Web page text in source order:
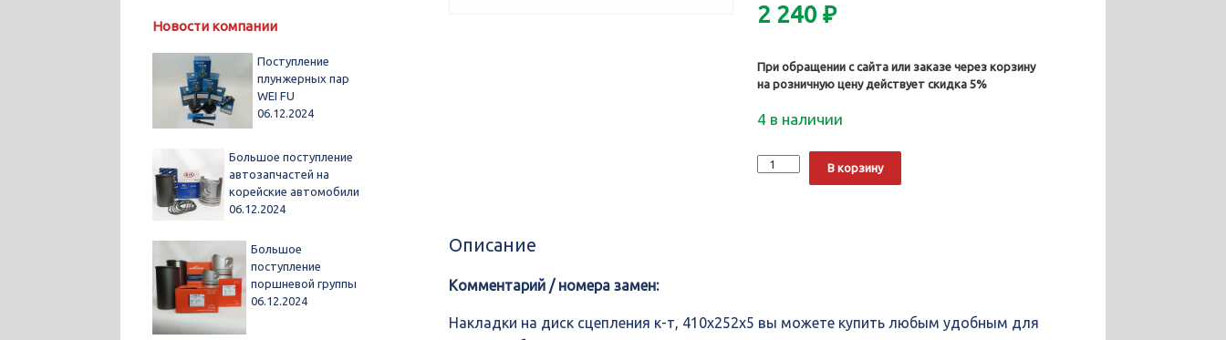
2 240₽
При обращении с сайта или заказе через корзину
на розничную цену действует скидка 5%
4 в наличии
Количество
Накладки
В корзину
Описание
Комментарий / номера замен:
Накладки на диск сцепления к-т, 410x252x5 вы можете купить любым удобным для
Новости компании
Поступление
плунжерных пар
WEI FU
06.12.2024
Большое поступление
автозапчастей на
корейские автомобили
06.12.2024
Большое
поступление
поршневой группы
06.12.2024